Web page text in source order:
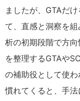
ましたが、GTAだ
て、直感と洞察を
析の初期段階で方
を整理するGTAや
の補助役として使
慣れてくると、手